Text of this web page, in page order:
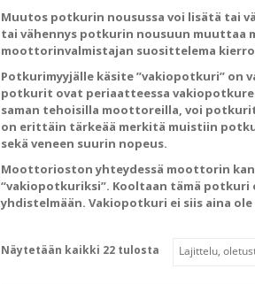
Muutos potkurin nousussa voi lisätä tai
tai vähennys potkurin nousuun muuttaa
moottorinvalmistajan suosittelema
Potkurimyyjälle käsite ”vakiopotkuri” on
potkurit ovat periaatteessa
saman tehoisilla moottoreilla, voi
on erittäin tärkeää merkitä muistiin
sekä veneen suurin nopeus.
Moottorioston yhteydessä moottorin
“vakiopotkuriksi”. Kooltaan tämä
yhdistelmään. Vakiopotkuri ei siis aina
Näytetään kaikki 22 tulosta